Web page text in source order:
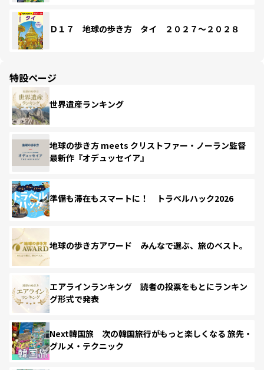
Ｄ１７ 地球の歩き方 タイ ２０２７～２０２８
特設ページ
世界遺産ランキング
地球の歩き方 meets クリストファー・ノーラン監督
最新作『オデュッセイア』
準備も滞在もスマートに！ トラベルハック2026
地球の歩き方アワード みんなで選ぶ、旅のベスト。
エアラインランキング 読者の投票をもとにランキン
グ形式で発表
Next韓国旅 次の韓国旅行がもっと楽しくなる 旅先・
グルメ・テクニック